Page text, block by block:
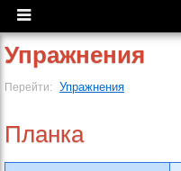
Упражнения
Перейти: Упражнения
Планка